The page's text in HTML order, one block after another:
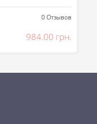
0Отзывов
984.00 грн.